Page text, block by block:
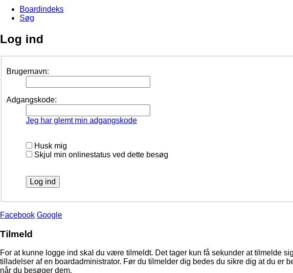
Boardindeks
Søg
Log ind
Brugernavn:
Adgangskode:
Jeg har glemt min adgangskode
Husk mig
Skjul min onlinestatus ved dette besøg
Facebook Google
Tilmeld
For at kunne logge ind skal du være tilmeldt. Det tager kun få sekunder at tilmelde
tilladelser af en boardadministrator. Før du tilmelder dig bedes du sikre dig at du er
når du besøger dem.